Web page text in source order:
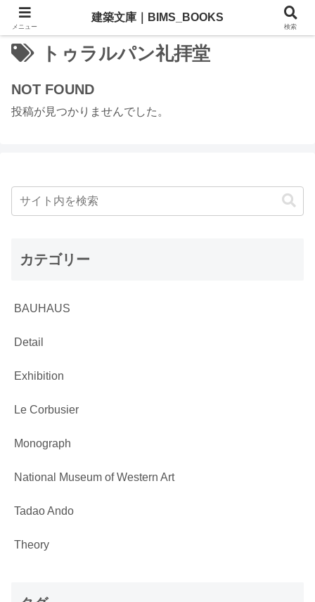
トゥラルパン礼拝堂
NOT FOUND
投稿が見つかりませんでした。
カテゴリー
BAUHAUS
Detail
Exhibition
Le Corbusier
Monograph
National Museum of Western Art
Tadao Ando
Theory
メニュー
建築文庫｜BIMS_BOOKS
検索